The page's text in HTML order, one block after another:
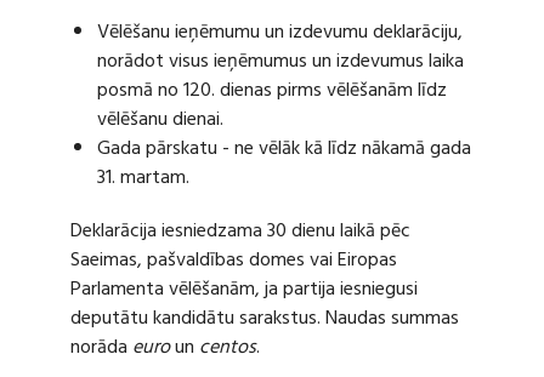
Vēlēšanu ieņēmumu un izdevumu deklarāciju,
norādot visus ieņēmumus un izdevumus laika
posmā no 120. dienas pirms vēlēšanām līdz
vēlēšanu dienai.
Gada pārskatu - ne vēlāk kā līdz nākamā gada
31. martam.
Deklarācija iesniedzama 30 dienu laikā pēc
Saeimas, pašvaldības domes vai Eiropas
Parlamenta vēlēšanām, ja partija iesniegusi
deputātu kandidātu sarakstus. Naudas summas
norāda euroun centos.